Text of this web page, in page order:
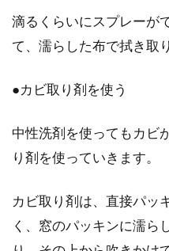
滴るくらいにスプレーが
て、濡らした布で拭き取
●カビ取り剤を使う
中性洗剤を使ってもカビ
り剤を使っていきます。
カビ取り剤は、直接パッ
く、窓のパッキンに濡ら